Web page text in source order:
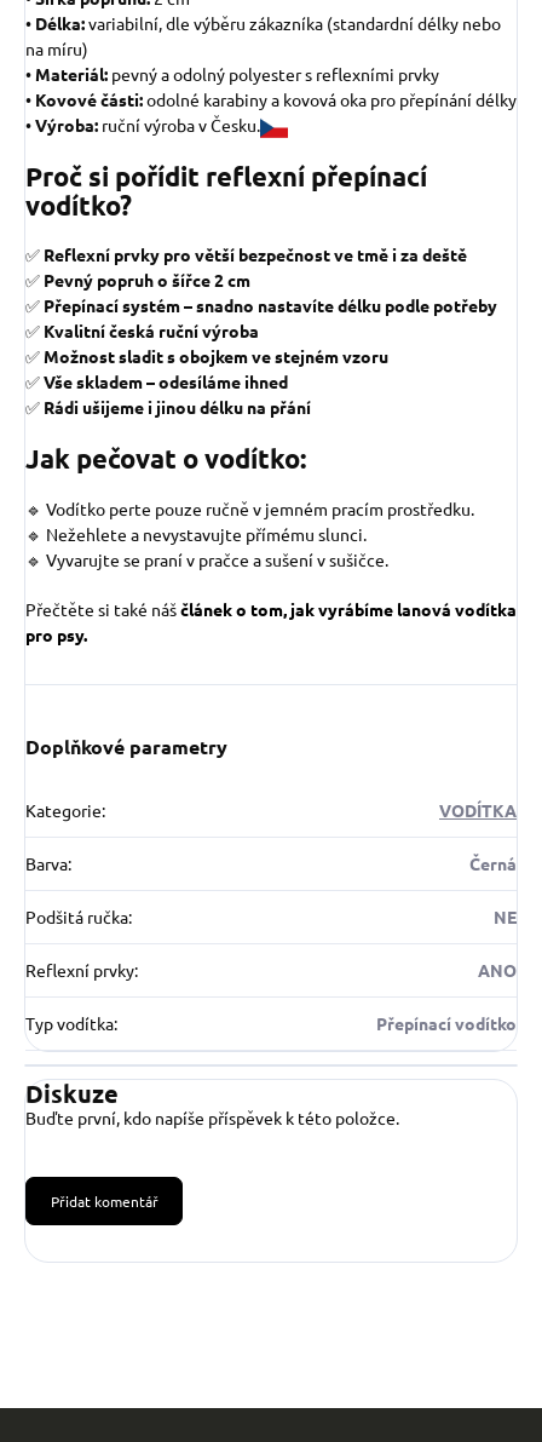
• Délka:variabilní, dle výběru zákazníka (standardní délky nebo
na míru)
• Materiál: pevný a odolný polyester s reflexními prvky
• Kovové části:odolné karabiny a kovová oka pro přepínání délky
•Výroba: ruční výroba v Česku.
Proč si pořídit reflexní přepínací
vodítko?
✅ Reflexní prvky pro větší bezpečnost ve tmě i za deště
✅ Pevný popruh o šířce 2 cm
✅ Přepínací systém – snadno nastavíte délku podle potřeby
✅ Kvalitní česká ruční výroba
✅ Možnost sladit s obojkem ve stejném vzoru
✅Vše skladem – odesíláme ihned
✅ Rádi ušijeme i jinou délku na přání
Jak pečovat o vodítko:
🔹 Vodítko perte pouze ručně v jemném pracím prostředku.
🔹 Nežehlete a nevystavujte přímému slunci.
🔹 Vyvarujte se praní v pračce a sušení v sušičce.
Přečtěte si také náščlánek o tom, jak vyrábíme lanová vodítka
pro psy.
Doplňkové parametry
Kategorie: VODÍTKA
Barva: Černá
Podšitá ručka: NE
Reflexní prvky: ANO
Typ vodítka: Přepínací vodítko
Diskuze
Buďte první, kdo napíše příspěvek k této položce.
Přidat komentář